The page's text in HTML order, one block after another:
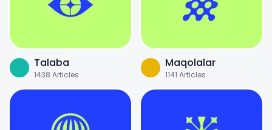
Talaba
1438 Articles
Maqolalar
1141 Articles